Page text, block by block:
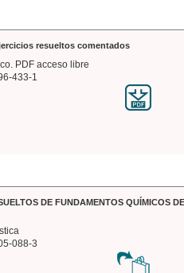
resueltos comentados
PDF acceso libre
433-1
DE FUNDAMENTOS QUÍMICOS
088-3